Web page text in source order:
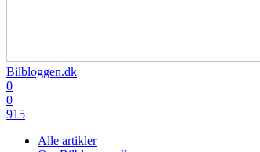
Bilbloggen.dk
0
0
915
Alle artikler